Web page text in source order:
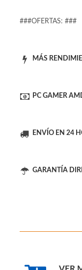
incluido). Garantía
###OFERTAS: ###
MÁS
PC GAMER
ENVÍO EN 24